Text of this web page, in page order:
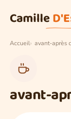
Camille
Accueil avant-après
avant-